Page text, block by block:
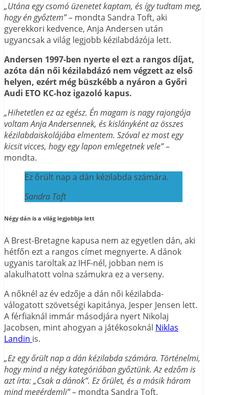
„Utána egy csomó üzenetet kaptam, és így tudtam meg,
hogy én győztem”– mondta Sandra Toft, aki
gyerekkori kedvence, Anja Andersen után
ugyancsak a világ legjobb kézilabdázója lett.
Andersen 1997-ben nyerte el ezt a rangos díjat,
azóta dán női kézilabdázó nem végzett az első
helyen, ezért még büszkébb a nyáron a Győri
Audi ETO KC-hoz igazoló kapus.
„Hihetetlen ez az egész. Én magam is nagy rajongója
voltam Anja Andersennek, és kislányként az összes
kézilabdaiskolájába elmentem. Szóval ez most egy
kicsit vicces, hogy egy lapon emlegetnek vele”–
mondta.
Ez őrült nap a dán kézilabda számára.
Sandra Toft
Négy dán is a világ legjobbja lett
A Brest-Bretagne kapusa nem az egyetlen dán, aki
hétfőn ezt a rangos címet megnyerte. A dánok
ugyanis taroltak az IHF-nél, jobban nem is
alakulhatott volna számukra ez a verseny.
A nőknél az év edzője a dán női kézilabda-
válogatott szövetségi kapitánya, Jesper Jensen lett.
A férfiaknál immár másodjára nyert Nikolaj
Jacobsen, mint ahogyan a játékosoknál Niklas
Landin is.
„Ez egy őrült nap a dán kézilabda számára. Történelmi,
hogy mind a négy kategóriában győztünk. Az edzőm is
azt írta: „Csak a dánok”. Ez őrület, és a másik három
mind megérdemli”– mondta Sandra Toft.